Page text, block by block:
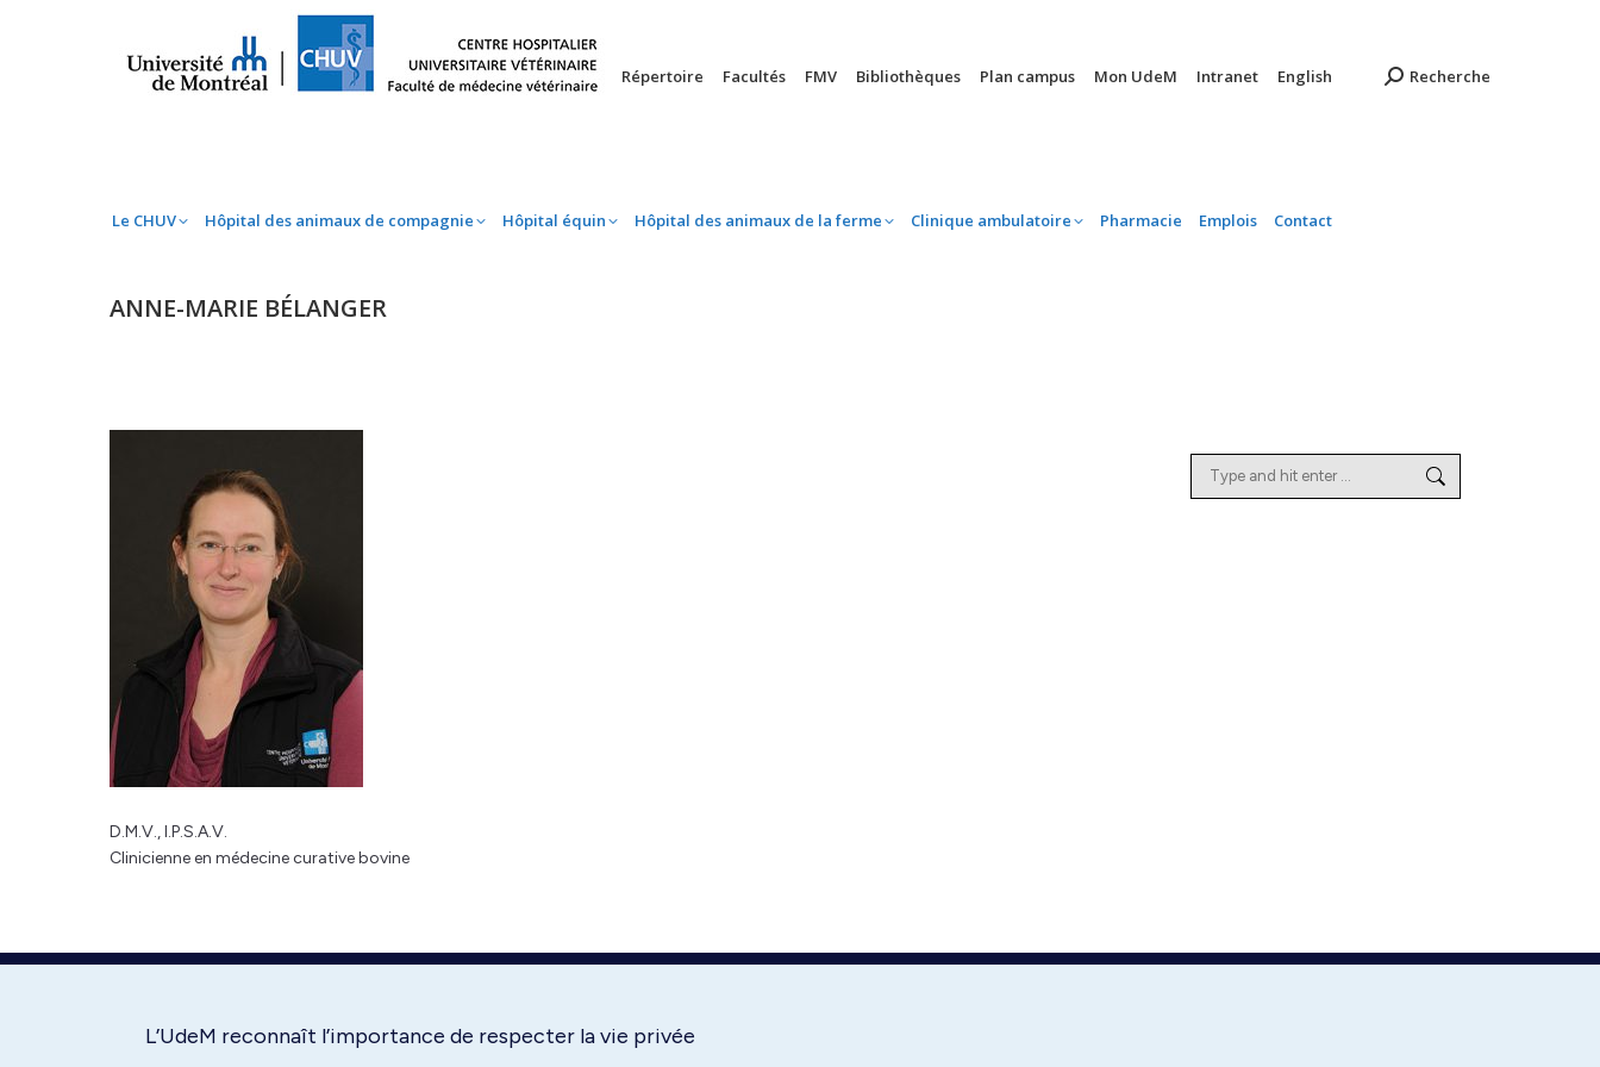
Répertoire Facultés FMV Bibliothèques Plan campus Mon UdeM Intranet English Recherche
Le CHUV Hôpital des animaux de compagnie Hôpital équin Hôpital des animaux de la ferme Clinique ambulatoire Pharmacie Emplois Contact
ANNE-MARIE BÉLANGER
D.M.V., I.P.S.A.V.
Clinicienne en médecine curative bovine
Search:
L’UdeM reconnaît l’importance de respecter la vie privée
Le CHUV Hôpital des animaux de compagnie Hôpital équin